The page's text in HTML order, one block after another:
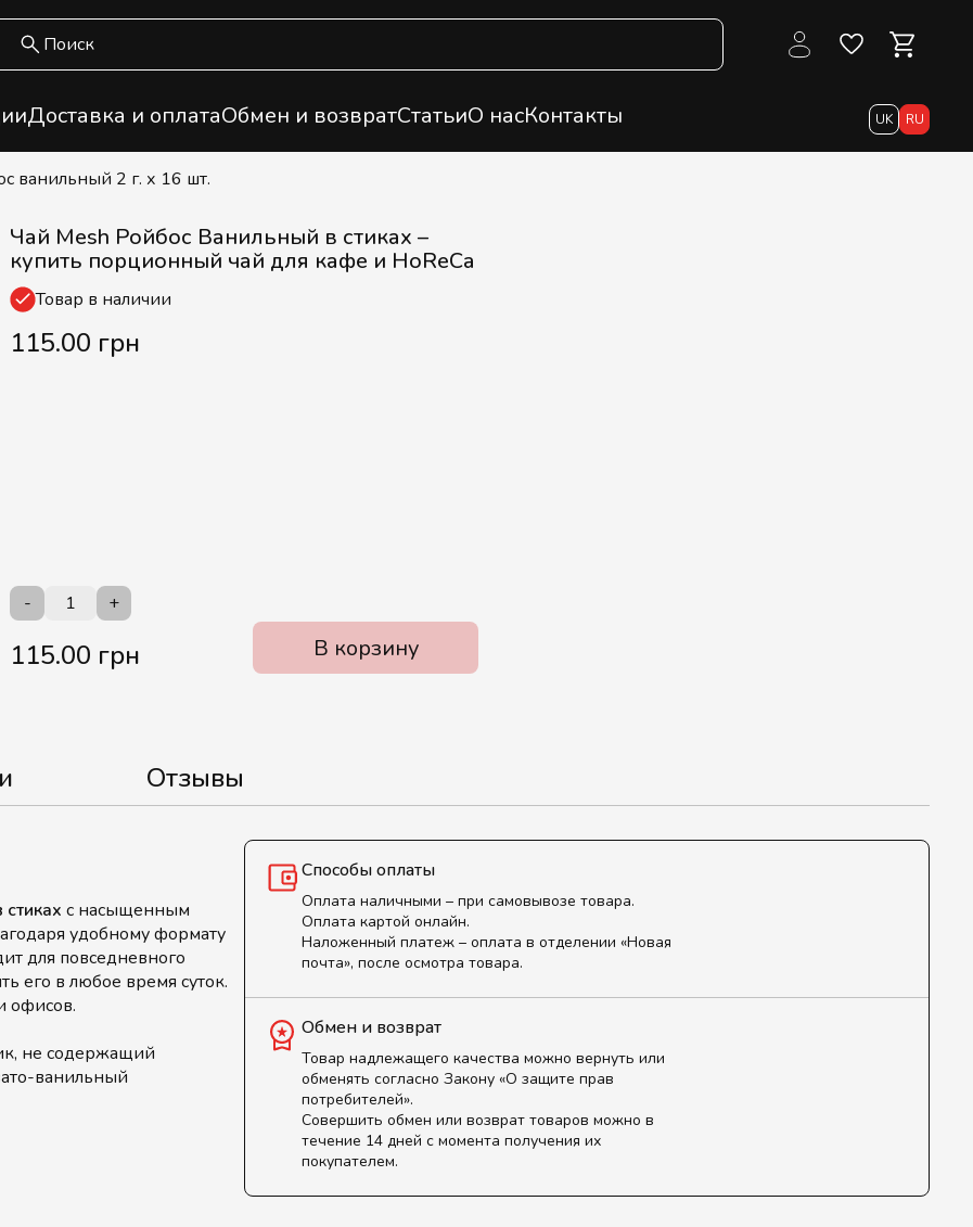
Доставка и оплатаОбмен и возвратСтатьиО насКонтакты UK RU
ванильный 2 г. х 16 шт.
Чай Mesh Ройбос Ванильный в стиках –
купить порционный чай для кафе и HoReCa
Товар в наличии
115.00 грн
- +
115.00 грн В корзину
Отзывы
с насыщенным
удобному формату
для повседневного
его в любое время суток.
офисов.
не содержащий
ванильный
Способы оплаты
Оплата наличными – при самовывозе товара.
Оплата картой онлайн.
Наложенный платеж – оплата в отделении «Новая
почта», после осмотра товара.
Обмен и возврат
Товар надлежащего качества можно вернуть или
обменять согласно Закону «О защите прав
потребителей».
Совершить обмен или возврат товаров можно в
течение 14 дней с момента получения их
покупателем.